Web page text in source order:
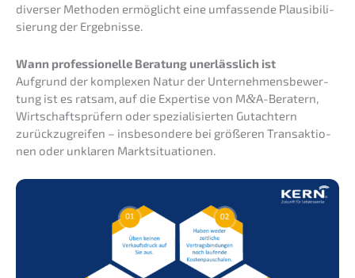
diver­ser Metho­den ermög­licht eine umfas­sen­de Plausi­bi­li­
sie­rung der Ergebnisse.
Wann profes­sio­nel­le Beratung unerläss­lich ist
Aufgrund der komple­xen Natur der Unter­neh­mens­be­wer­
tung ist es ratsam, auf die Exper­ti­se von M&A-Beratern,
Wirtschafts­prü­fern oder spezia­li­sier­ten Gutach­tern
zurück­zu­grei­fen – insbe­son­de­re bei größe­ren Trans­ak­tio­
nen oder unkla­ren Marktsituationen.